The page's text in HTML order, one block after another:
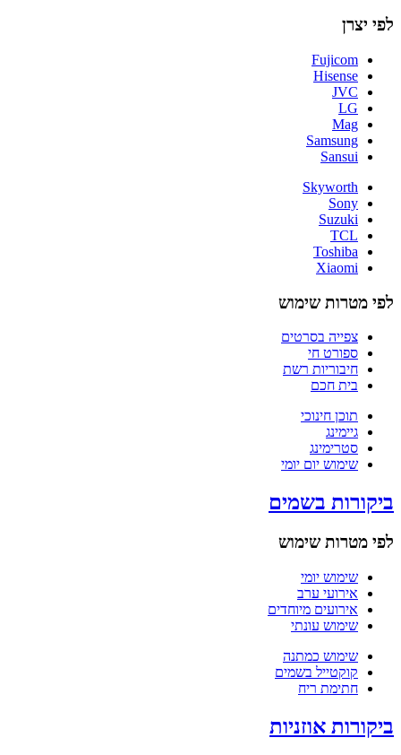
לפי יצרן
Fujicom
Hisense
JVC
LG
Mag
Samsung
Sansui
Skyworth
Sony
Suzuki
TCL
Toshiba
Xiaomi
לפי מטרות שימוש
צפייה בסרטים
ספורט חי
חיבוריות רשת
בית חכם
תוכן חינוכי
גיימינג
סטרימינג
שימוש יום יומי
ביקורות בשמים
לפי מטרות שימוש
שימוש יומי
אירועי ערב
אירועים מיוחדים
שימוש עונתי
שימוש כמתנה
קוקטייל בשמים
חתימת ריח
ביקורות אוזניות